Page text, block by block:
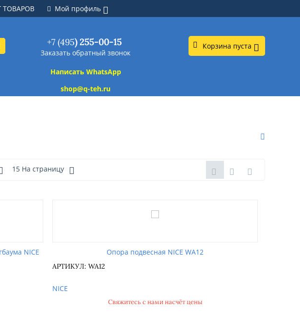
Мой профиль
ТОВАРОВ
+7 (495) 255-00-15
Заказать обратный звонок
Написать WhatsApp
shop@q-teh.ru
Корзина пуста
15 На страницу
NICE
Опора подвесная NICE WA12
АРТИКУЛ: WA12
NICE
Свяжитесь с нами насчёт цены